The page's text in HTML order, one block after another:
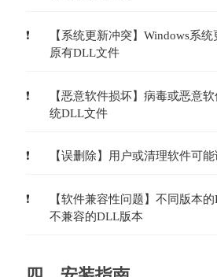
【系统更新冲突】Windows系
原有DLL文件
【恶意软件损坏】病毒或恶意
统DLL文件
【误删除】用户或清理软件可
【软件兼容性问题】不同版本
不兼容的DLL版本